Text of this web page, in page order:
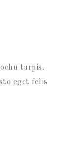
turpis.
eget felis